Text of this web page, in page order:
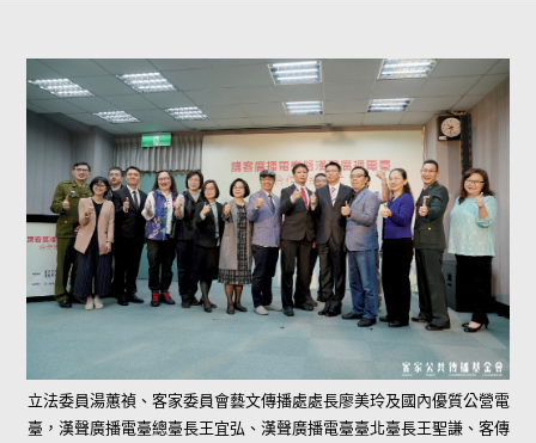
立法委員湯蕙禎、客家委員會藝文傳播處處長廖美玲及國內優質公營電
臺，漢聲廣播電臺總臺長王宜弘、漢聲廣播電臺臺北臺長王聖謙、客傳